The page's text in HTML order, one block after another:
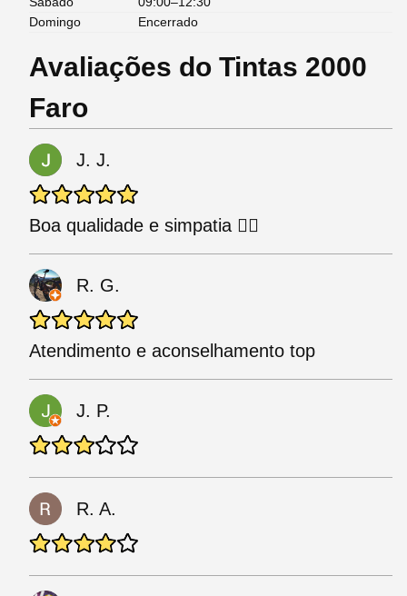
Domingo
Encerrado
Avaliações do Tintas 2000
Faro
J. J.
Boa qualidade e simpatia 👌🏼
R. G.
Atendimento e aconselhamento top
J. P.
R. A.